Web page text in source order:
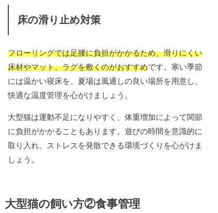
床の滑り止め対策
フローリングでは足腰に負担がかかるため、滑りにくい
床材やマット、ラグを敷くのがおすすめです。寒い季節
には温かい寝床を、夏場は風通しの良い場所を用意し、
快適な温度管理を心がけましょう。
大型猫は運動不足になりやすく、体重増加によって関節
に負担がかかることもあります。遊びの時間を意識的に
取り入れ、ストレスを発散できる環境づくりを心がけま
しょう。
大型猫の飼い方②食事管理